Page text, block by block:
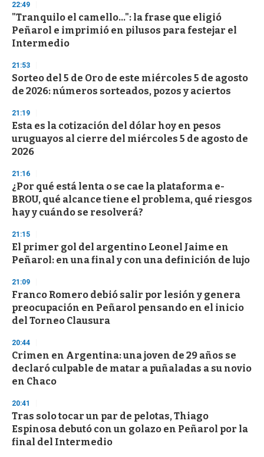
d
s
o
f
3
s
e
c
o
d
s
22:49
"Tranquilo el camello...": la frase que eligió
Peñarol e imprimió en pilusos para festejar el
Intermedio
21:53
Sorteo del 5 de Oro de este miércoles 5 de agosto
de 2026: números sorteados, pozos y aciertos
21:19
Esta es la cotización del dólar hoy en pesos
uruguayos al cierre del miércoles 5 de agosto de
2026
21:16
¿Por qué está lenta o se cae la plataforma e-
BROU, qué alcance tiene el problema, qué riesgos
hay y cuándo se resolverá?
21:15
El primer gol del argentino Leonel Jaime en
Peñarol: en una final y con una definición de lujo
21:09
Franco Romero debió salir por lesión y genera
preocupación en Peñarol pensando en el inicio
del Torneo Clausura
20:44
Crimen en Argentina: una joven de 29 años se
declaró culpable de matar a puñaladas a su novio
en Chaco
20:41
Tras solo tocar un par de pelotas, Thiago
Espinosa debutó con un golazo en Peñarol por la
final del Intermedio